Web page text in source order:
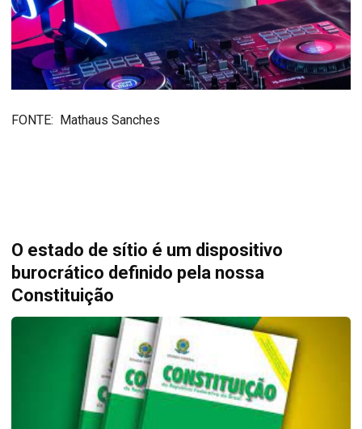
FONTE: Mathaus Sanches
O estado de sítio é um dispositivo
burocrático definido pela nossa
Constituição